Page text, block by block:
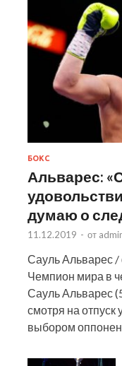
БОКС
Альварес:
думаю о
11.12.2019 - от
Сауль Альварес
Чемпион мира в
Сауль Альварес
смотря на отпуск
выбором